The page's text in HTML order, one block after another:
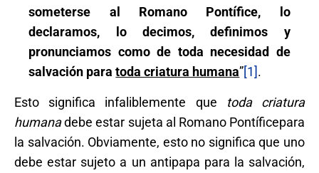
someterse al Romano Pontífice, lo
declaramos, lo decimos, definimos y
pronunciamos como de toda necesidad de
salvación paratoda criatura humana”[1].
Esto significa infaliblemente que
toda criatura
humanadebe estar sujeta al Romano Pontíficepara
la salvación. Obviamente, esto no significa que uno
debe estar sujeto a un antipapa para la salvación,